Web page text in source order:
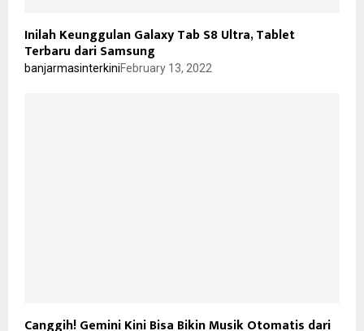
Inilah Keunggulan Galaxy Tab S8 Ultra, Tablet
Terbaru dari Samsung
banjarmasinterkiniFebruary 13, 2022
Canggih! Gemini Kini Bisa Bikin Musik Otomatis dari